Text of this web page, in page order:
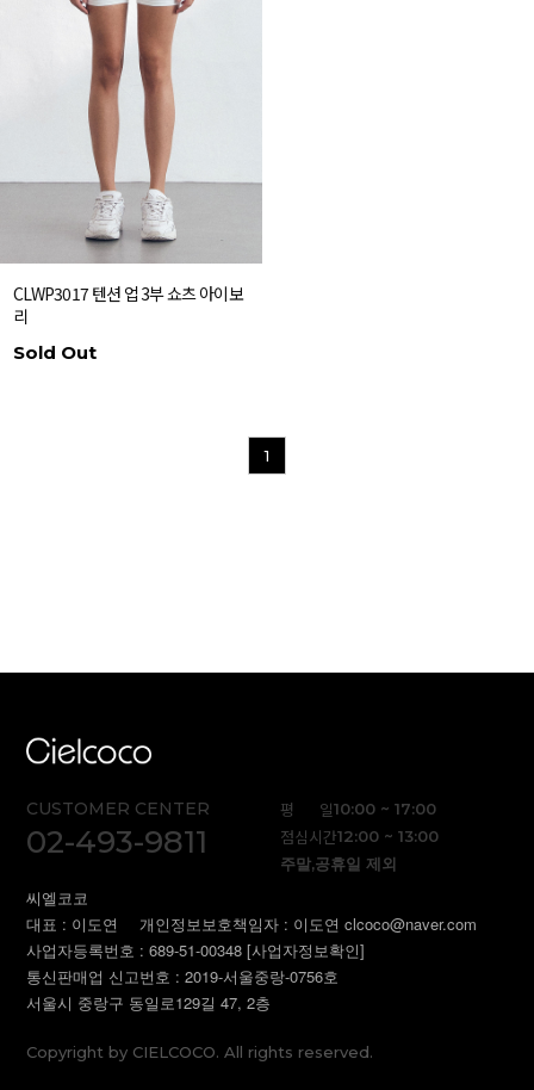
CLWP3017 텐션 업 3부 쇼츠 아이보
리
Sold Out
1
CUSTOMER CENTER
02-493-9811
평 일10:00 ~ 17:00
점심시간12:00 ~ 13:00
주말,공휴일 제외
씨엘코코
대표 : 이도연
개인정보보호책임자 : 이도연 clcoco@naver.com
사업자등록번호 : 689-51-00348[사업자정보확인]
통신판매업 신고번호 : 2019-서울중랑-0756호
서울시 중랑구 동일로129길 47, 2층
Copyright by CIELCOCO. All rights reserved.